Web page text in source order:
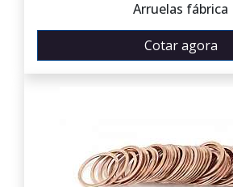
Arruelas fábrica
Cotar agora